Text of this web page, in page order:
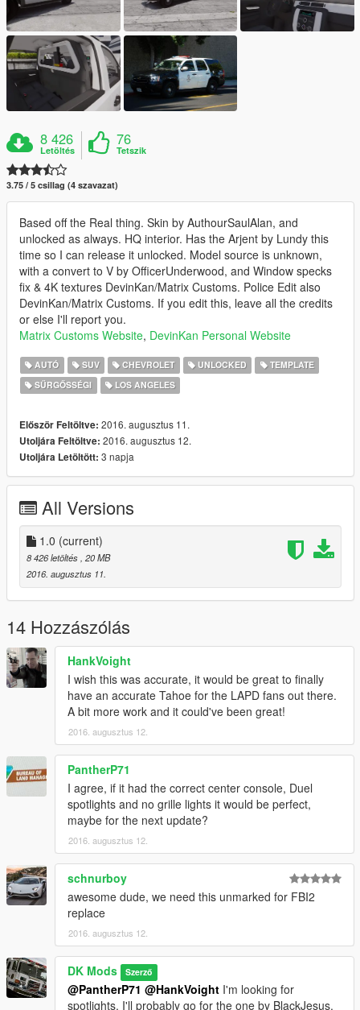
8 426
Letöltés
76
Tetszik
3.75 / 5 csillag (4 szavazat)
Based off the Real thing. Skin by AuthourSaulAlan, and
unlocked as always. HQ interior. Has the Arjent by Lundy this
time so I can release it unlocked. Model source is unknown,
with a convert to V by OfficerUnderwood, and Window specks
fix & 4K textures DevinKan/Matrix Customs. Police Edit also
DevinKan/Matrix Customs. If you edit this, leave all the credits
or else I'll report you.
Matrix Customs Website, DevinKan Personal Website
AUTÓ SUV CHEVROLET UNLOCKED
TEMPLATE
SŰRGŐSSÉGI
LOS ANGELES
Először Feltöltve: 2016. augusztus 11.
Utoljára Feltöltve: 2016. augusztus 12.
Utoljára Letöltött: 3 napja
All Versions
1.0 (current)
8 426 letöltés, 20 MB
2016. augusztus 11.
14 Hozzászólás
HankVoight
I wish this was accurate, it would be great to finally
have an accurate Tahoe for the LAPD fans out there.
A bit more work and it could've been great!
2016. augusztus 12.
PantherP71
I agree, if it had the correct center console, Duel
spotlights and no grille lights it would be perfect,
maybe for the next update?
2016. augusztus 12.
schnurboy
awesome dude, we need this unmarked for FBI2
replace
2016. augusztus 12.
DK Mods Szerző
@PantherP71 @HankVoight I'm looking for
spotlights, I'll probably go for the one by BlackJesus.